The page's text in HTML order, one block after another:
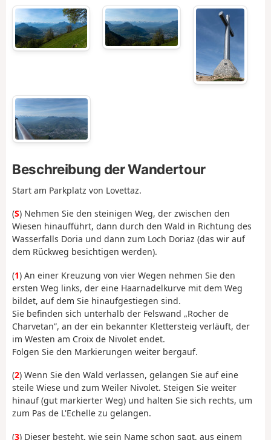
Beschreibung der Wandertour
Start am Parkplatz von Lovettaz.
(S) Nehmen Sie den steinigen Weg, der zwischen den
Wiesen hinaufführt, dann durch den Wald in Richtung des
Wasserfalls Doria und dann zum Loch Doriaz (das wir auf
dem Rückweg besichtigen werden).
(1) An einer Kreuzung von vier Wegen nehmen Sie den
ersten Weg links, der eine Haarnadelkurve mit dem Weg
bildet, auf dem Sie hinaufgestiegen sind.
Sie befinden sich unterhalb der Felswand „Rocher de
Charvetan”, an der ein bekannter Klettersteig verläuft, der
im Westen am Croix de Nivolet endet.
Folgen Sie den Markierungen weiter bergauf.
(2) Wenn Sie den Wald verlassen, gelangen Sie auf eine
steile Wiese und zum Weiler Nivolet. Steigen Sie weiter
hinauf (gut markierter Weg) und halten Sie sich rechts, um
zum Pas de L'Echelle zu gelangen.
(3) Dieser besteht, wie sein Name schon sagt, aus einem